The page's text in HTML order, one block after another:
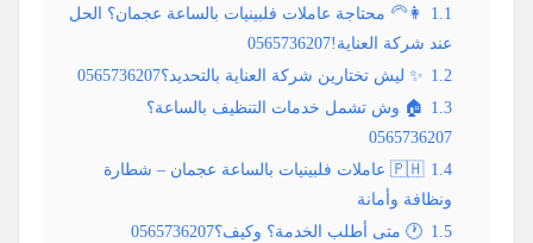
1.1
👩‍🦳 محتاجة عاملات فلبينيات بالساعة عجمان؟ الحل
عند شركة العناية!0565736207
1.2 ✨ ليش تختارين شركة العناية بالتحديد؟0565736207
1.3 🏠 وش تشمل خدمات التنظيف بالساعة؟
0565736207
1.4
🇵🇭 عاملات فلبينيات بالساعة عجمان – شطارة
ونظافة وأمانة
1.5 🕐 متى أطلب الخدمة؟ وكيف؟0565736207